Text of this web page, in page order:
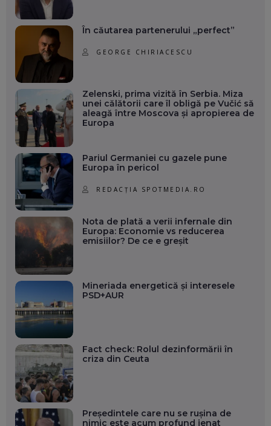
În căutarea partenerului „perfect”
GEORGE CHIRIACESCU
Zelenski, prima vizită în Serbia. Miza
unei călătorii care îl obligă pe Vučić să
aleagă între Moscova și apropierea de
Europa
Pariul Germaniei cu gazele pune
Europa în pericol
REDACȚIA SPOTMEDIA.RO
Nota de plată a verii infernale din
Europa: Economie vs reducerea
emisiilor? De ce e greșit
Mineriada energetică și interesele
PSD+AUR
Fact check: Rolul dezinformării în
criza din Ceuta
Președintele care nu se rușina de
nimic este acum profund jenat